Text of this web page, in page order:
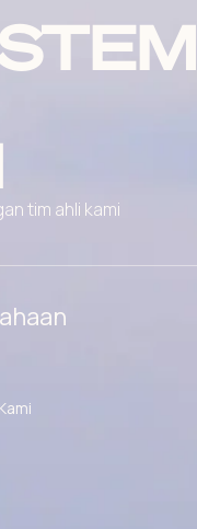
tim ahli kami